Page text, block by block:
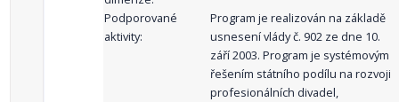
Podporované
aktivity:
Program je realizován na základě
usnesení vlády č. 902 ze dne 10.
září 2003. Program je systémovým
řešením státního podílu na rozvoji
profesionálních divadel,